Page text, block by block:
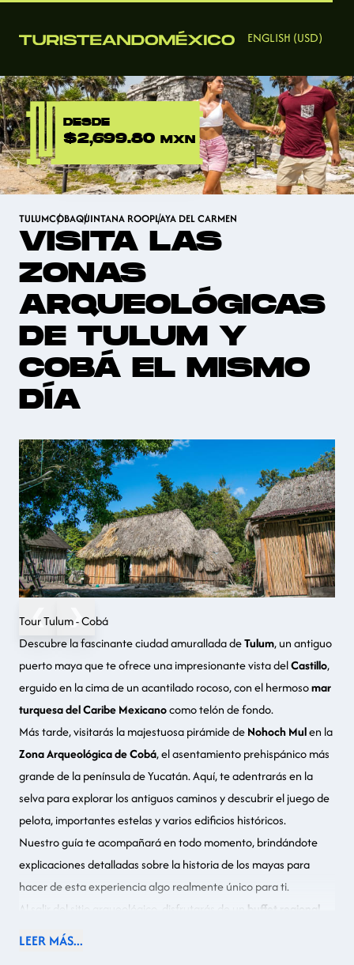
ENGLISH (USD)
DESDE
$2,699.80 MXN
TULUMCOBAQUINTANA ROOPLAYA DEL CARMEN
VISITA LAS
ZONAS
ARQUEOLÓGICAS
DE TULUM Y
COBÁ EL MISMO
DÍA
❮ ❯
Tour Tulum - Cobá
Descubre la fascinante ciudad amurallada deTulum, un antiguo
puerto mayaque te ofrece una impresionante vista delCastillo,
erguido en la cima de un acantilado rocoso, con el hermosomar
turquesa del Caribe Mexicanocomo telón de fondo.
Más tarde, visitarás la majestuosa pirámide deNohoch Mulen la
Zona Arqueológica de Cobá, el asentamiento prehispánico más
grande de la península de Yucatán. Aquí, te adentrarás en la
selva para explorar los antiguos caminos y descubrir eljuego de
pelota, importantes estelas y varios edificios históricos.
Nuestro guía te acompañará en todo momento, brindándote
explicaciones detalladas sobre la historia de los mayas para
hacer de esta experiencia algo realmente único para ti.
Al salir del sitio arqueológico, disfrutarás de un buffet regional
con platillos típicos como la cochinita pibil y el pollo pibil.
LEER MÁS...